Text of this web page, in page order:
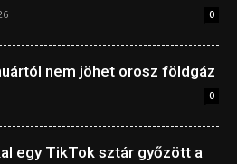
0
nem jöhet orosz földgáz
0
egy TikTok sztár győzött a